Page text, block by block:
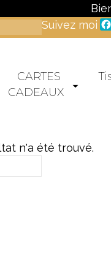
Suivez moi
CARTES
CADEAUX
n'a été trouvé.